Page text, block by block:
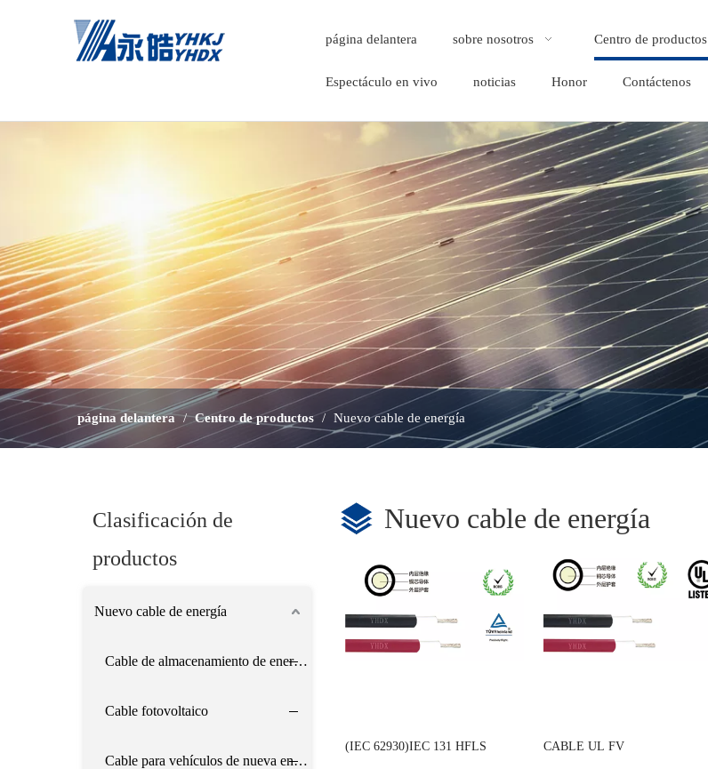
página delantera sobre nosotros Centro de productos
Espectáculo en vivo noticias Honor Contáctenos
página delantera / Centro de productos / Nuevo cable de energía
Clasificación de
productos
Nuevo cable de energía
Cable de almacenamiento de energía
Cable fotovoltaico
Cable para vehículos de nueva energía
Nuevo cable de energía
(IEC 62930)IEC 131 HFLS CABLE UL FV